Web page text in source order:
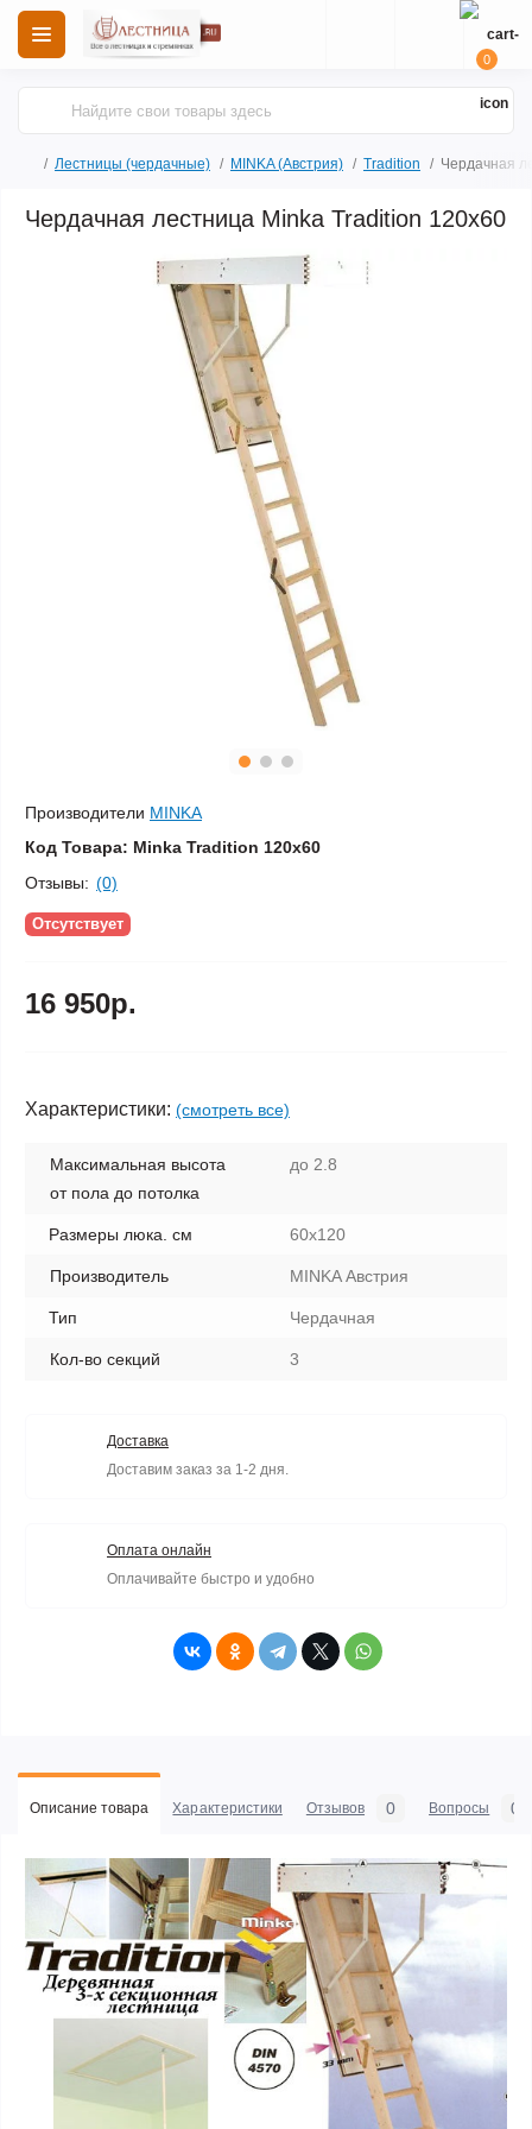
0
Лестницы (чердачные) MINKA (Австрия) Tradition Чердачная
Чердачная лестница Minka Tradition 120х60
Производители MINKA
Код Товара: Minka Tradition 120х60
Отзывы: (0)
Отсутствует
16 950р.
Характеристики: (смотреть все)
Максимальная высота
от пола до потолка
до 2.8
Размеры люка. см 60x120
Производитель MINKA Австрия
Тип Чердачная
Кол-во секций 3
Доставка
Доставим заказ за 1-2 дня.
Оплата онлайн
Оплачивайте быстро и удобно
Описание товара Характеристики Отзывов 0 Вопросы 0